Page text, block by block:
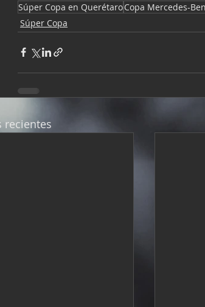
Súper Copa en QuerétaroCopa Mercedes-
Súper Copa
recientes